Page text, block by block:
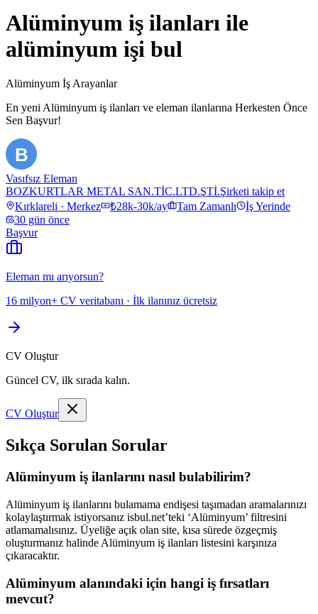
Alüminyum iş ilanları ile
alüminyum işi bul
Alüminyum İş Arayanlar
En yeni Alüminyum iş ilanları ve eleman ilanlarına Herkesten Önce
Sen Başvur!
B
Vasıfsız Eleman
BOZKURTLAR METAL SAN.TİC.LTD.ŞTİ.Şirketi takip et
Kırklareli · Merkez
₺28k-30k/ay Tam Zamanlı
İş Yerinde
30 gün önce
Başvur
Eleman mı arıyorsun?
16 milyon+ CV veritabanı · İlk ilanınız ücretsiz
CV Oluştur
Güncel CV, ilk sırada kalın.
CV Oluştur
Sıkça Sorulan Sorular
Alüminyum iş ilanlarını nasıl bulabilirim?
Alüminyum iş ilanlarını bulamama endişesi taşımadan aramalarınızı
kolaylaştırmak istiyorsanız isbul.net’teki ‘Alüminyum’ filtresini
atlamamalısınız. Üyeliğe açık olan site, kısa sürede özgeçmiş
oluşturmanız halinde Alüminyum iş ilanları listesini karşınıza
çıkaracaktır.
Alüminyum alanındaki için hangi iş fırsatları
mevcut?